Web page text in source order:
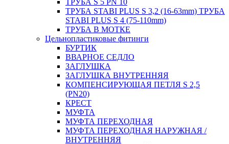
ТРУБА S 5 PN 10
ТРУБА STABI PLUS S 3,2 (16-63mm) ТРУБА
STABI PLUS S 4 (75-110mm)
ТРУБА В МОТКЕ
Цельнопластиковые фитинги
БУРТИК
ВВАРНОЕ СЕДЛО
ЗАГЛУШКА
ЗАГЛУШКА ВНУТРЕННЯЯ
КОМПЕНСИРУЮЩАЯ ПЕТЛЯ S 2,5
(PN20)
КРЕСТ
МУФТА
МУФТА ПЕРЕХОДНАЯ
МУФТА ПЕРЕХОДНАЯ НАРУЖНАЯ /
ВНУТРЕННЯЯ